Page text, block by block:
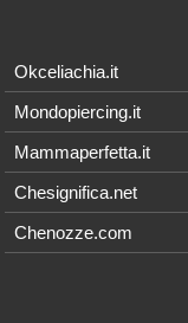
Okceliachia.it
Mondopiercing.it
Mammaperfetta.it
Chesignifica.net
Chenozze.com